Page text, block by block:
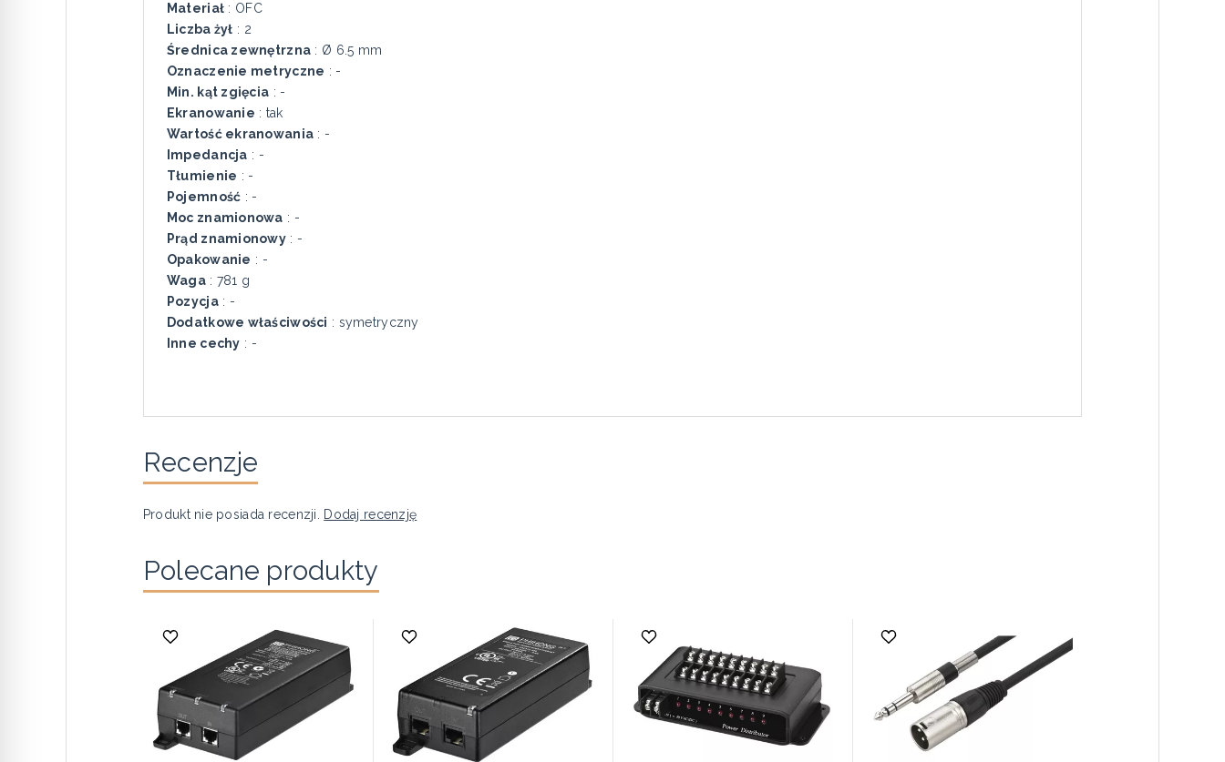
Materiał : OFC
Liczba żył : 2
Średnica zewnętrzna : Ø 6.5 mm
Oznaczenie metryczne : -
Min. kąt zgięcia : -
Ekranowanie : tak
Wartość ekranowania : -
Impedancja : -
Tłumienie : -
Pojemność : -
Moc znamionowa : -
Prąd znamionowy : -
Opakowanie : -
Waga: 781 g
Pozycja: -
Dodatkowe właściwości : symetryczny
Inne cechy : -
Recenzje
Produkt nie posiada recenzji. Dodaj recenzję
Polecane produkty